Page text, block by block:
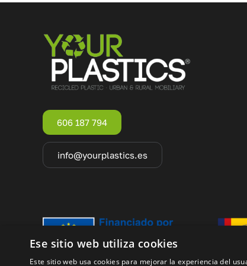
606 187 794
info@yourplastics.es
Ese sitio web utiliza cookies
Este sitio web usa cookies para mejorar la experiencia del